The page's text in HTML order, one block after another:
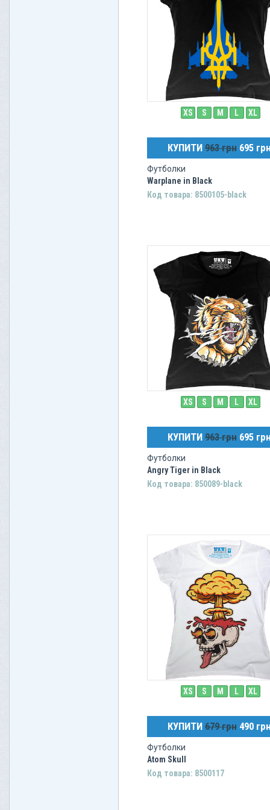
XS S M L XL
КУПИТИ 963 грн 695
Футболки
Warplane in Black
Код товара: 8500105-black
XS S M L XL
КУПИТИ 963 грн 695
Футболки
Angry Tiger in Black
Код товара: 850089-black
XS S M L XL
КУПИТИ 679 грн 490
Футболки
Atom Skull
Код товара: 8500117